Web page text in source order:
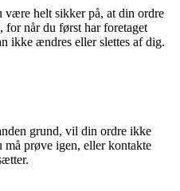
være helt sikker på, at din ordre
for når du først har foretaget
ikke ændres eller slettes af dig.
grund, vil din ordre ikke
må prøve igen, eller kontakte